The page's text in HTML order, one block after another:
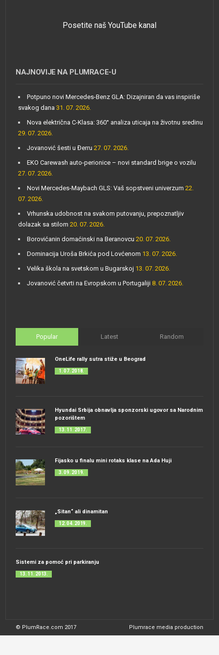
Posetite naš YouTube kanal
NAJNOVIJE NA PLUMRACE-U
Potpuno novi Mercedes-Benz GLA: Dizajniran da vas inspiriše
svakog dana 31. 07. 2026.
Nova električna C-Klasa: 360° analiza uticaja na životnu sredinu
29. 07. 2026.
Jovanović šesti u Đerru 27. 07. 2026.
EKO Carewash auto-perionice – novi standard brige o vozilu
27. 07. 2026.
Novi Mercedes-Maybach GLS: Vaš sopstveni univerzum 22.
07. 2026.
Vrhunska udobnost na svakom putovanju, prepoznatljiv
dolazak sa stilom 20. 07. 2026.
Borovićanin domaćinski na Beranovcu 20. 07. 2026.
Dominacija Uroša Brkića pod Lovćenom 13. 07. 2026.
Velika škola na svetskom u Bugarskoj 13. 07. 2026.
Jovanović četvrti na Evropskom u Portugaliji 8. 07. 2026.
Popular Latest Random
OneLife rally sutra stiže u Beograd
1. 07. 2018.
Hyundai Srbija obnavlja sponzorski ugovor sa Narodnim
pozorištem
13. 11. 2017.
Fijasko u finalu mini rotaks klase na Ada Huji
3. 09. 2019.
„Sitan“ ali dinamitan
12. 04. 2019.
Sistemi za pomoć pri parkiranju
13. 11. 2013.
© PlumRace.com 2017 Plumrace media production